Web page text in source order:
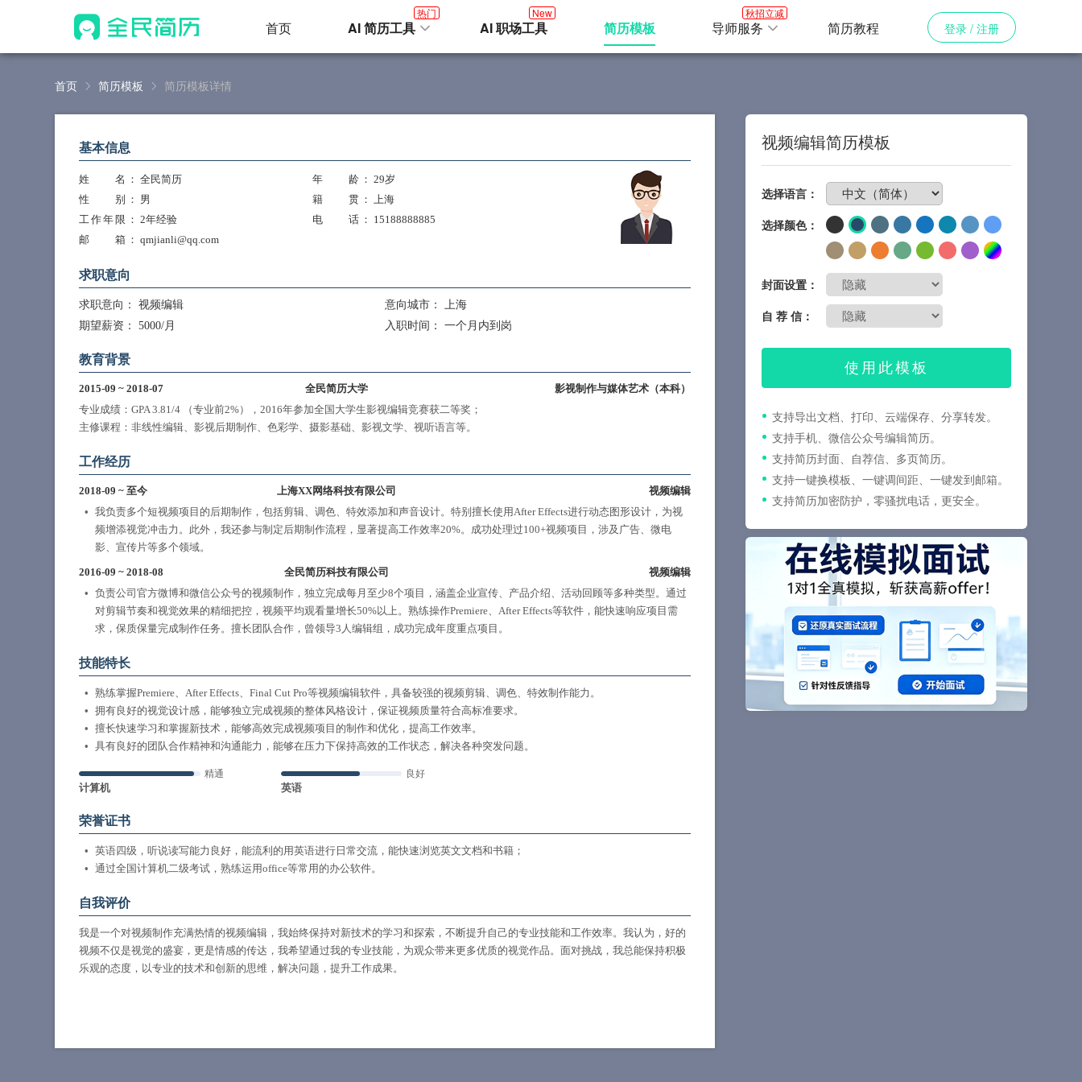
首页 AI 简历工具
热门
AI 职场工具
New
简历模板 导师服务
秋招立减
简历教程 登录 / 注册
首页 简历模板 简历模板详情
视频编辑简历模板
选择语言：
选择颜色：
封面设置：
自 荐 信：
使用此模板
支持导出文档、打印、云端保存、分享转发。
支持手机、微信公众号编辑简历。
支持简历封面、自荐信、多页简历。
支持一键换模板、一键调间距、一键发到邮箱。
支持简历加密防护，零骚扰电话，更安全。
基本信息
姓 名 ： 全民简历 年 龄 ： 29岁
性 别
： 男 籍 贯 ： 上海
工作年限 ： 2年经验 电 话 ： 15188888885
邮 箱 ： qmjianli@qq.com
求职意向
求职意向： 视频编辑 意向城市： 上海
期望薪资： 5000/月 入职时间： 一个月内到岗
教育背景
2015-09 ~ 2018-07 全民简历大学 影视制作与媒体艺术（本科）
专业成绩：GPA 3.81/4 （专业前2%），2016年参加全国大学生影视编辑竞赛获二等奖；
主修课程：非线性编辑、影视后期制作、色彩学、摄影基础、影视文学、视听语言等。
工作经历
2018-09 ~ 至今 上海XX网络科技有限公司
视频编辑
我负责多个短视频项目的后期制作，包括剪辑、调色、特效添加和声音设计。特别擅长使用After Effects进行动态图形设计，为视
频增添视觉冲击力。此外，我还参与制定后期制作流程，显著提高工作效率20%。成功处理过100+视频项目，涉及广告、微电
影、宣传片等多个领域。
2016-09 ~ 2018-08 全民简历科技有限公司
视频编辑
负责公司官方微博和微信公众号的视频制作，独立完成每月至少8个项目，涵盖企业宣传、产品介绍、活动回顾等多种类型。通过
对剪辑节奏和视觉效果的精细把控，视频平均观看量增长50%以上。熟练操作Premiere、After Effects等软件，能快速响应项目需
求，保质保量完成制作任务。擅长团队合作，曾领导3人编辑组，成功完成年度重点项目。
技能特长
熟练掌握Premiere、After Effects、Final Cut Pro等视频编辑软件，具备较强的视频剪辑、调色、特效制作能力。
拥有良好的视觉设计感，能够独立完成视频的整体风格设计，保证视频质量符合高标准要求。
擅长快速学习和掌握新技术，能够高效完成视频项目的制作和优化，提高工作效率。
具有良好的团队合作精神和沟通能力，能够在压力下保持高效的工作状态，解决各种突发问题。
计算机
精通
英语
良好
荣誉证书
英语四级，听说读写能力良好，能流利的用英语进行日常交流，能快速浏览英文文档和书籍；
通过全国计算机二级考试，熟练运用office等常用的办公软件。
自我评价
我是一个对视频制作充满热情的视频编辑，我始终保持对新技术的学习和探索，不断提升自己的专业技能和工作效率。我认为，好的
视频不仅是视觉的盛宴，更是情感的传达，我希望通过我的专业技能，为观众带来更多优质的视觉作品。面对挑战，我总能保持积极
乐观的态度，以专业的技术和创新的思维，解决问题，提升工作成果。